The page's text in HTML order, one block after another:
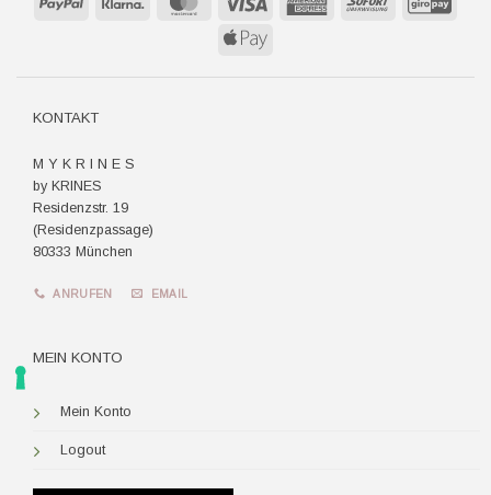
Apple
KONTAKT
M Y K R I N E S
by KRINES
Residenzstr. 19
(Residenzpassage)
80333 München
ANRUFEN EMAIL
MEIN KONTO
Mein Konto
Logout